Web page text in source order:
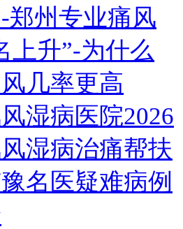
郑州专业痛风
上升”-为什么
几率更高
湿病医院2026
湿病治痛帮扶
名医疑难病例